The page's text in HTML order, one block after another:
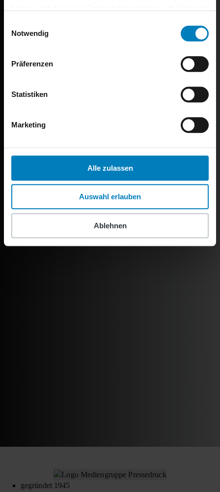
Notwendig
Präferenzen
Statistiken
Marketing
Alle zulassen
Auswahl erlauben
Ablehnen
gegründet 1945